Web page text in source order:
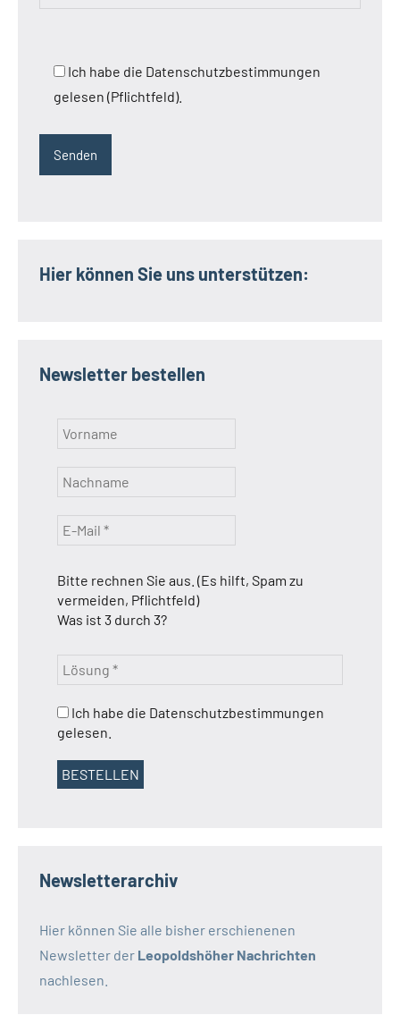
Ich habe die Datenschutzbestimmungen
gelesen (Pflichtfeld).
Hier können Sie uns unterstützen:
Newsletter bestellen
Bitte rechnen Sie aus. (Es hilft, Spam zu
vermeiden, Pflichtfeld)
Was ist 3 durch 3?
Ich habe die Datenschutzbestimmungen
gelesen.
Newsletterarchiv
Hier können Sie alle bisher erschienenen
Newsletter der Leopoldshöher Nachrichten
nachlesen.